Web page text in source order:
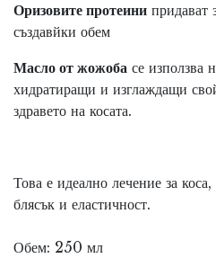
Оризовите протеини придават
създавйки обем
Масло от жожоба се използва
хидратиращи и изглаждащи
здравето на косата.
Това е идеално лечение за коса,
блясък и еластичност.
Обем: 250 мл